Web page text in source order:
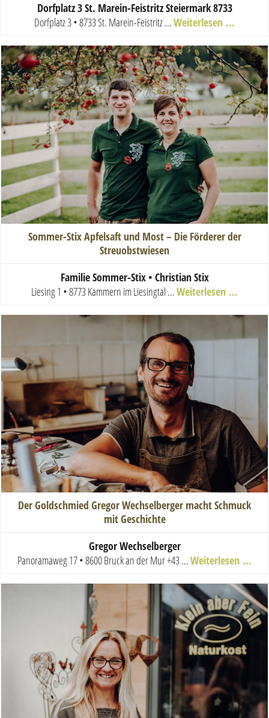
Dorfplatz 3 St. Marein-Feistritz Steiermark 8733
Dorfplatz 3 • 8733 St. Marein-Feistritz...Weiterlesen …
Sommer-Stix Apfelsaft und Most – Die Förderer der
Streuobstwiesen
Familie Sommer-Stix • Christian Stix
Liesing 1 • 8773 Kammern im Liesingtal...Weiterlesen …
Der Goldschmied Gregor Wechselberger macht Schmuck
mit Geschichte
Gregor Wechselberger
Panoramaweg 17 • 8600 Bruck an der Mur+43 ...Weiterlesen …